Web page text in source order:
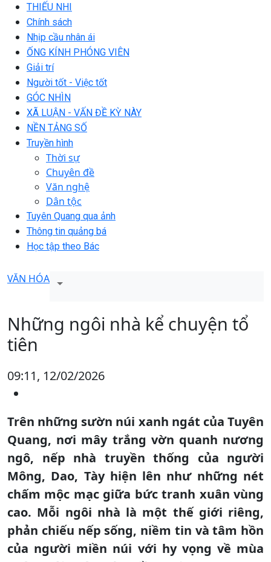
THIẾU NHI
Chính sách
Nhịp cầu nhân ái
ỐNG KÍNH PHÓNG VIÊN
Giải trí
Người tốt - Việc tốt
GÓC NHÌN
XÃ LUẬN - VẤN ĐỀ KỲ NÀY
NỀN TẢNG SỐ
Truyền hình
Thời sự
Chuyên đề
Văn nghệ
Dân tộc
Tuyên Quang qua ảnh
Thông tin quảng bá
Học tập theo Bác
VĂN HÓA
Những ngôi nhà kể chuyện tổ
tiên
09:11, 12/02/2026
Trên những sườn núi xanh ngát của Tuyên
Quang, nơi mây trắng vờn quanh nương
ngô, nếp nhà truyền thống của người
Mông, Dao, Tày hiện lên như những nét
chấm mộc mạc giữa bức tranh xuân vùng
cao. Mỗi ngôi nhà là một thế giới riêng,
phản chiếu nếp sống, niềm tin và tâm hồn
của người miền núi với hy vọng về mùa